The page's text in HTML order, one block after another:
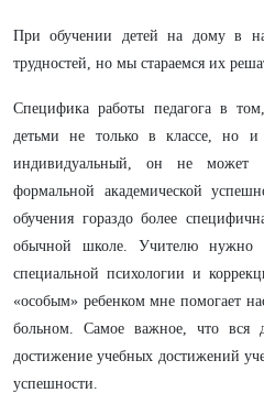
При обучении детей на дому в
трудностей, но мы стараемся их
Специфика работы педагога в
детьми не только в классе, но
индивидуальный, он не может
формальной академической
обучения гораздо более
обычной школе. Учителю нужно
специальной психологии и
«особым» ребенком мне помогает
больном. Самое важное, что вся
достижение учебных достижений
успешности.